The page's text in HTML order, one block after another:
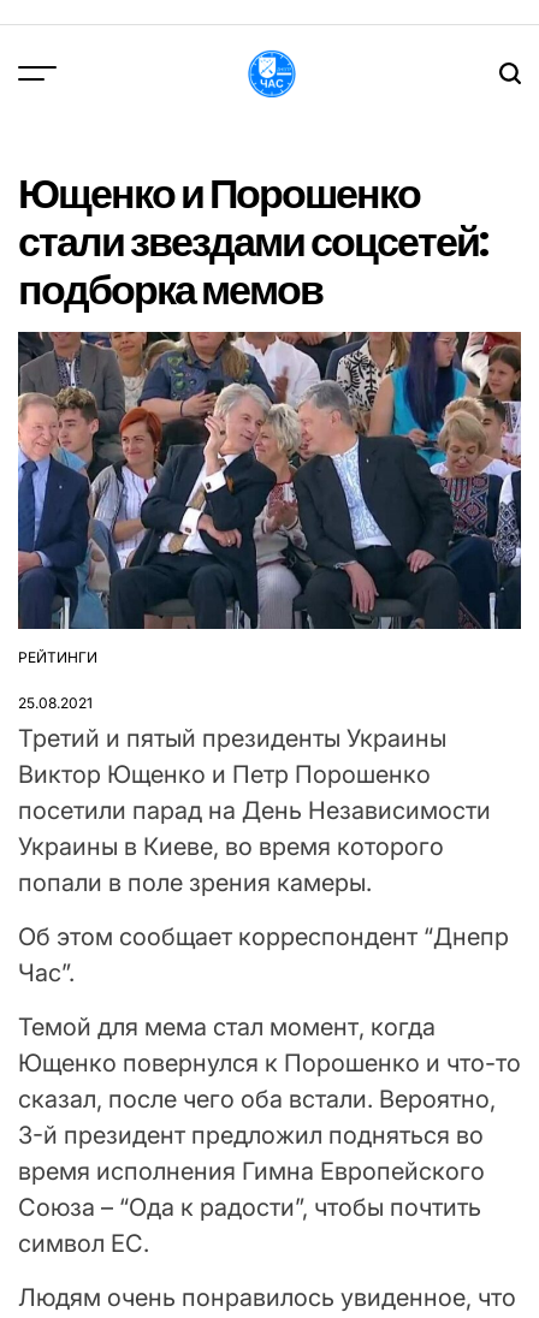
вмісту
Ющенко и Порошенко
стали звездами соцсетей:
подборка мемов
ОПУБЛІКУВАТИ
РЕЙТИНГИ
25.08.2021
Третий и пятый президенты Украины
Виктор Ющенко и Петр Порошенко
посетили парад на День Независимости
Украины в Киеве, во время которого
попали в поле зрения камеры.
Об этом сообщает корреспондент “Днепр
Час”.
Темой для мема стал момент, когда
Ющенко повернулся к Порошенко и что-то
сказал, после чего оба встали. Вероятно,
3-й президент предложил подняться во
время исполнения Гимна Европейского
Союза – “Ода к радости”, чтобы почтить
символ ЕС.
Людям очень понравилось увиденное, что